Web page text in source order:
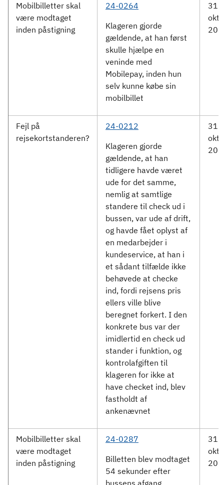
Mobilbilletter skal
være modtaget
inden påstigning
24-0264
Klageren gjorde
gældende, at han først
skulle hjælpe en
veninde med
Mobilepay, inden hun
selv kunne købe sin
mobilbillet
31.
Fejl på
rejsekortstanderen?
24-0212
Klageren gjorde
gældende, at han
tidligere havde været
ude for det samme,
nemlig at samtlige
standere til check ud i
bussen, var ude af drift,
og havde fået oplyst af
en medarbejder i
kundeservice, at han i
et sådant tilfælde ikke
behøvede at checke
ind, fordi rejsens pris
ellers ville blive
beregnet forkert. I den
konkrete bus var der
imidlertid en check ud
stander i funktion, og
kontrolafgiften til
klageren for ikke at
have checket ind, blev
fastholdt af
ankenævnet
31.
Mobilbilletter skal
være modtaget
inden påstigning
24-0287
Billetten blev modtaget
54 sekunder efter
bussens afgang
31.